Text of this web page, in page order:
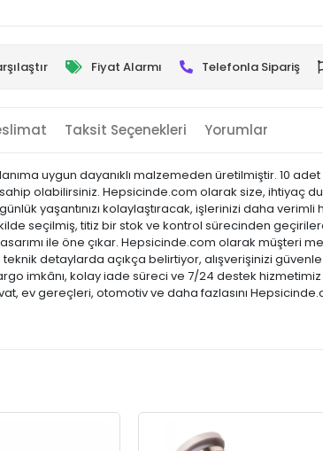
Fiyat Alarmı Telefonla Sipariş
Taksit Seçenekleri Yorumlar
uygun dayanıklı malzemeden üretilmiştir. 10 adet
olabilirsiniz. Hepsicinde.com olarak size, ihtiyaç
yaşantınızı kolaylaştıracak, işlerinizi daha
seçilmiş, titiz bir stok ve kontrol sürecinden
ile öne çıkar. Hepsicinde.com olarak müşteri
detaylarda açıkça belirtiyor, alışverişinizi güvenle
kolay iade süreci ve 7/24 destek hizmetimiz ile
ev gereçleri, otomotiv ve daha fazlasını